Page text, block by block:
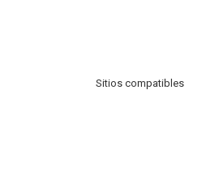
Sitios compatibles